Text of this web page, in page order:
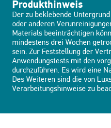
Produkthinweis
Der zu beklebende
oder anderen
Materials beeinträchtigen
mindestens drei Wochen
sein. Zur Feststellung der
Anwendungstests mit den
durchzuführen. Es wird eine
Des Weiteren sind die von
Verarbeitungshinweise zu